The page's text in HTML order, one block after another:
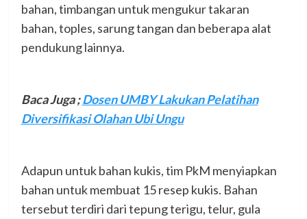
bahan, timbangan untuk mengukur takaran
bahan, toples, sarung tangan dan beberapa alat
pendukung lainnya.
Baca Juga ;Dosen UMBY Lakukan Pelatihan
Diversifikasi Olahan Ubi Ungu
Adapun untuk bahan kukis, tim PkM menyiapkan
bahan untuk membuat 15 resep kukis. Bahan
tersebut terdiri dari tepung terigu, telur, gula